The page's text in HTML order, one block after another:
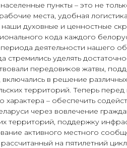
пункты – это не
места, удобная
духовные и ценностные
кода каждого
деятельности нашего
стремились уделять
передовиков жатвы,
в решение
территорий. Теперь перед
характера – обеспечить
через вовлечение
территорий, поддержку
активного местного
на пятилетний